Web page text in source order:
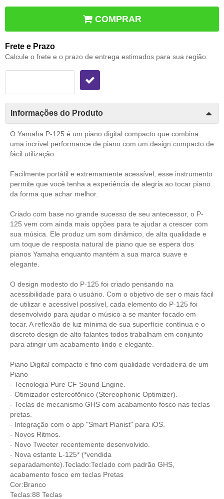
COMPRAR
Frete e Prazo
Calcule o frete e o prazo de entrega estimados para sua região:
Informações do Produto
O Yamaha P-125 é um piano digital compacto que combina
uma incrível performance de piano com um design compacto de
fácil utilização.
Facilmente portátil e extremamente acessível, esse instrumento
permite que você tenha a experiência de alegria ao tocar piano
da forma que achar melhor.
Criado com base no grande sucesso de seu antecessor, o P-
125 vem com ainda mais opções para te ajudar a crescer com
sua música. Ele produz um som dinâmico, de alta qualidade e
um toque de resposta natural de piano que se espera dos
pianos Yamaha enquanto mantém a sua marca suave e
elegante.
O design modesto do P-125 foi criado pensando na
acessibilidade para o usuário. Com o objetivo de ser o mais fácil
de utilizar e acessível possível, cada elemento do P-125 foi
desenvolvido para ajudar o músico a se manter focado em
tocar. A reflexão de luz mínima de sua superfície contínua e o
discreto design de alto falantes todos trabalham em conjunto
para atingir um acabamento lindo e elegante.
Piano Digital compacto e fino com qualidade verdadeira de um
Piano
- Tecnologia Pure CF Sound Engine.
- Otimizador estereofônico (Stereophonic Optimizer).
- Teclas de mecanismo GHS com acabamento fosco nas teclas
pretas.
- Integração com o app "Smart Pianist" para iOS.
- Novos Ritmos.
- Novo Tweeter recentemente desenvolvido.
- Nova estante L-125* (*vendida
separadamente).Teclado:Teclado com padrão GHS,
acabamento fosco em teclas Pretas
Cor:Branco
Teclas:88 Teclas